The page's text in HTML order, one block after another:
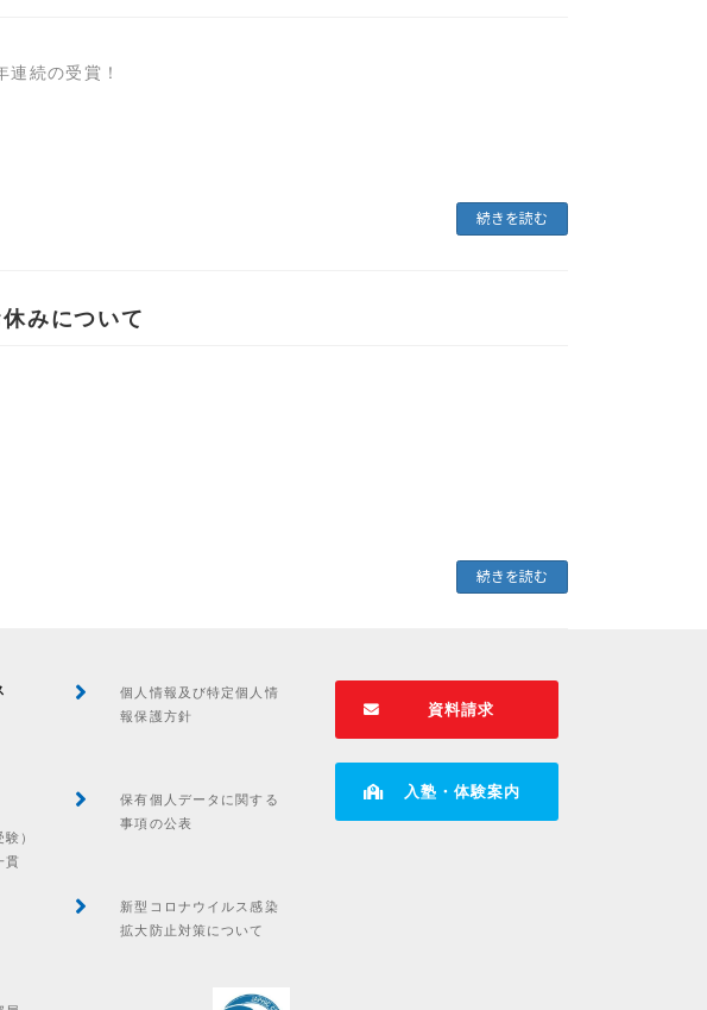
連続の受賞！
続きを読む
みについて
続きを読む
）
貫
個人情報及び特定個人情
報保護方針
保有個人データに関する
事項の公表
新型コロナウイルス感染
拡大防止対策について
資料請求
入塾・体験案内